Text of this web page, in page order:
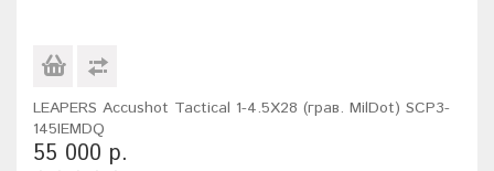
LEAPERS Accushot Tactical 1-4.5X28 (грав. MilDot) SCP3-
145IEMDQ
55 000 р.